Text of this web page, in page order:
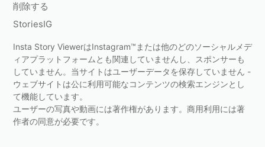
削除する
StoriesIG
Insta Story ViewerはInstagram™または他のどのソーシャルメデ
ィアプラットフォームとも関連していませんし、スポンサーも
していません。当サイトはユーザーデータを保存していません -
ウェブサイトは公に利用可能なコンテンツの検索エンジンとし
て機能しています。
ユーザーの写真や動画には著作権があります。商用利用には著
作者の同意が必要です。